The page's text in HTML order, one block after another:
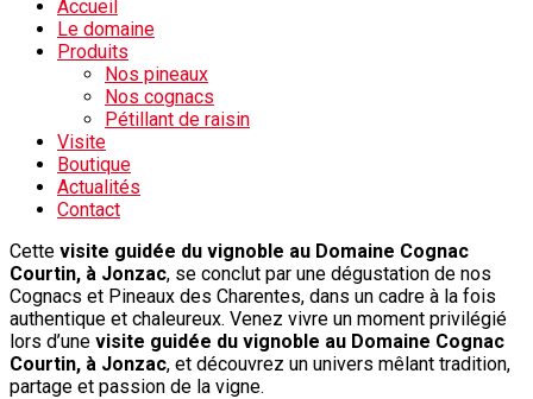
Accueil
Le domaine
Produits
Nos pineaux
Nos cognacs
Pétillant de raisin
Visite
Boutique
Actualités
Contact
Cette visite guidée du vignoble au Domaine Cognac
Courtin, à Jonzac, se conclut par une dégustation de nos
Cognacs et Pineaux des Charentes, dans un cadre à la fois
authentique et chaleureux. Venez vivre un moment privilégié
lors d’une visite guidée du vignoble au Domaine Cognac
Courtin, à Jonzac, et découvrez un univers mêlant tradition,
partage et passion de la vigne.